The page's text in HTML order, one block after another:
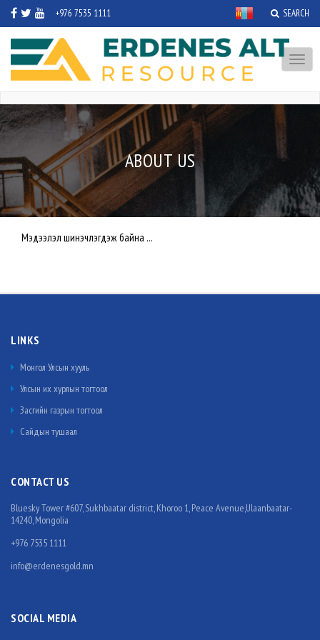
+976 7535 1111 SEARCH
ABOUT US
Мэдээлэл шинэчлэгдэж байна ...
LINKS
Монгол Улсын хууль
Улсын их хурлын тогтоол
Засгийн газрын тогтоол
Сайдын тушаал
CONTACT US
Bluesky Tower #607, Sukhbaatar district, Khoroo 1, Peace Avenue,Ulaanbaatar-
14240, Mongolia
+976 7535 1111
info@erdenesgold.mn
SOCIAL MEDIA